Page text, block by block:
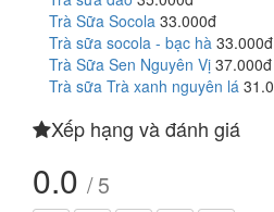
Trà Sữa Socola 33.000đ
Trà sữa socola - bạc hà 33.000đ
Trà Sữa Sen Nguyên Vị 37.000đ
Trà sữa Trà xanh nguyên lá
Xếp hạng và đánh giá
0.0 / 5